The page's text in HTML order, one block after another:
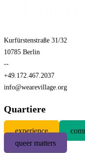
Kurfürstenstraße 31/32
10785 Berlin
--
+49.172.467.2037
info@wearevillage.org
Quartiere
experience
queer matters